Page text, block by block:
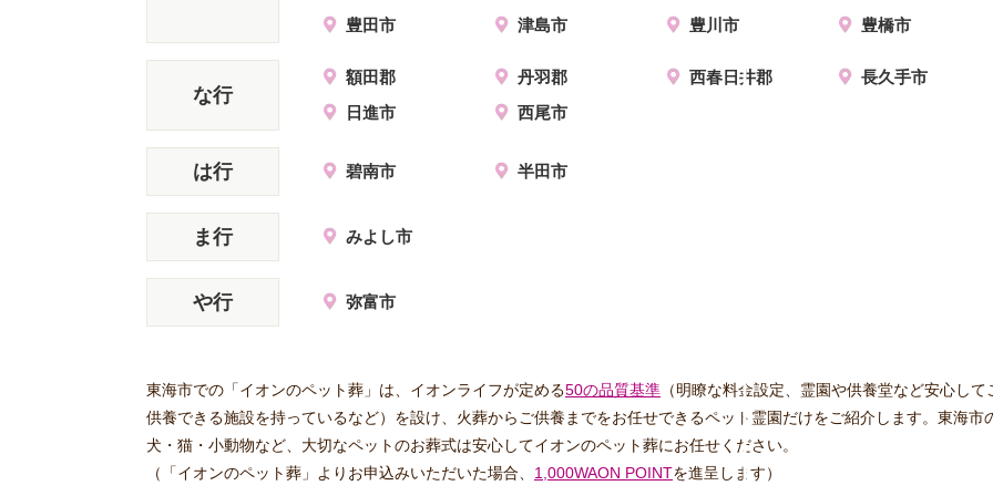
豊田市 津島市 豊川市 豊橋市
な行
額田郡 丹羽郡 西春日井郡
長久手市
日進市
西尾市
は行 碧南市 半田市
ま行 みよし市
や行 弥富市
東海市での「イオンのペット葬」は、イオンライフが定める50の品質基準 （明瞭な料金設定、霊園や供養堂など安心して
供養できる施設を持っているなど）を設け、火葬からご供養までをお任せできるペット霊園だけをご紹介します。東海市
犬・猫・小動物など、大切なペットのお葬式は安心してイオンのペット葬にお任せください。
（「イオンのペット葬」よりお申込みいただいた場合、 1,000WAON POINTを進呈します）